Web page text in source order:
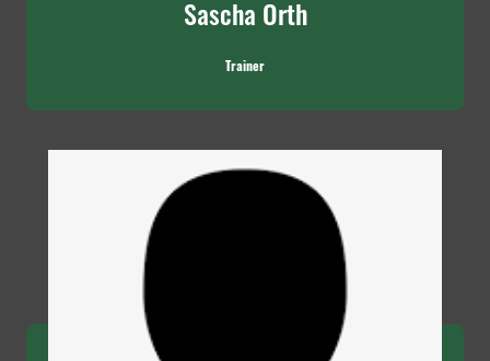
Sascha Orth
Trainer